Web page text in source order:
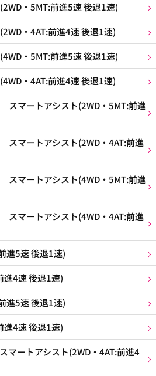
・5MT:前進5速 後退1速)
・4AT:前進4速 後退1速)
・5MT:前進5速 後退1速)
・4AT:前進4速 後退1速)
マートアシスト(2WD・5MT:前進
マートアシスト(2WD・4AT:前進
マートアシスト(4WD・5MT:前進
マートアシスト(4WD・4AT:前進
進5速 後退1速)
4速 後退1速)
進5速 後退1速)
4速 後退1速)
ートアシスト(2WD・4AT:前進4